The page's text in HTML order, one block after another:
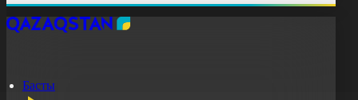
Басты